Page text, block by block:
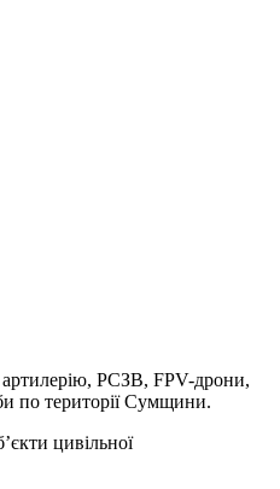
артилерію, РСЗВ, FPV-дрони,
по території Сумщини.
цивільної